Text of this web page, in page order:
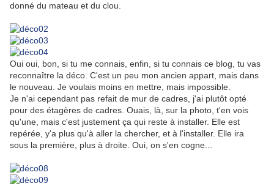
donné du mateau et du clou.
Oui oui, bon, si tu me connais, enfin, si tu connais ce blog, tu vas
reconnaître la déco. C'est un peu mon ancien appart, mais dans
le nouveau. Je voulais moins en mettre, mais impossible.
Je n'ai cependant pas refait de mur de cadres, j'ai plutôt opté
pour des étagères de cadres. Ouais, là, sur la photo, t'en vois
qu'une, mais c'est justement ça qui reste à installer. Elle est
repérée, y'a plus qu'à aller la chercher, et à l'installer. Elle ira
sous la première, plus à droite. Oui, on s'en cogne...